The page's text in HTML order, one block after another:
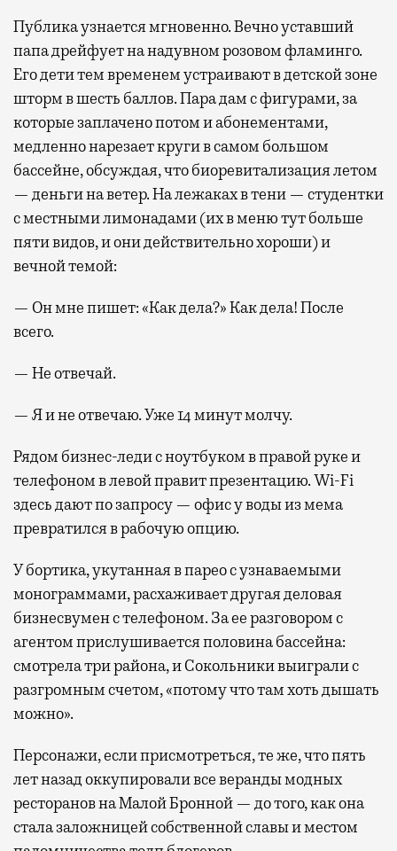
Публика узнается мгновенно. Вечно уставший
папа дрейфует на надувном розовом фламинго.
Его дети тем временем устраивают в детской зоне
шторм в шесть баллов. Пара дам с фигурами, за
которые заплачено потом и абонементами,
медленно нарезает круги в самом большом
бассейне, обсуждая, что биоревитализация летом
— деньги на ветер. На лежаках в тени — студентки
с местными лимонадами (их в меню тут больше
пяти видов, и они действительно хороши) и
вечной темой:
— Он мне пишет: «Как дела?» Как дела! После
всего.
— Не отвечай.
— Я и не отвечаю. Уже 14 минут молчу.
Рядом бизнес-леди с ноутбуком в правой руке и
телефоном в левой правит презентацию. Wi-Fi
здесь дают по запросу — офис у воды из мема
превратился в рабочую опцию.
У бортика, укутанная в парео с узнаваемыми
монограммами, расхаживает другая деловая
бизнесвумен с телефоном. За ее разговором с
агентом прислушивается половина бассейна:
смотрела три района, и Сокольники выиграли с
разгромным счетом, «потому что там хоть дышать
можно».
Персонажи, если присмотреться, те же, что пять
лет назад оккупировали все веранды модных
ресторанов на Малой Бронной — до того, как она
стала заложницей собственной славы и местом